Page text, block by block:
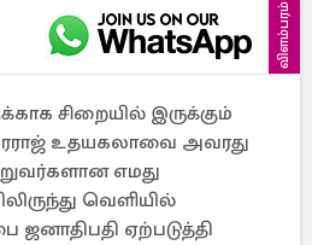
விளம்பரம்
சிறையில் இருக்கும்
உதயகலாவை அவரது
எமது
வெளியில்
ஏற்படுத்தி